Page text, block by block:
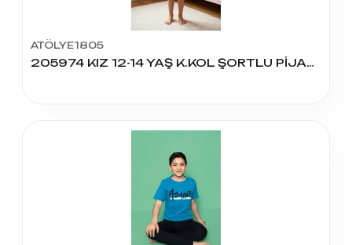
ATÖLYE1805
205974 KIZ 12-14 YAŞ K.KOL ŞORTLU PİJAMA TAKIM